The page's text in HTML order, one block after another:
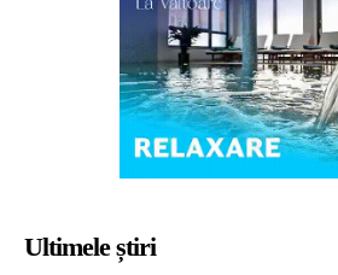
Ultimele știri